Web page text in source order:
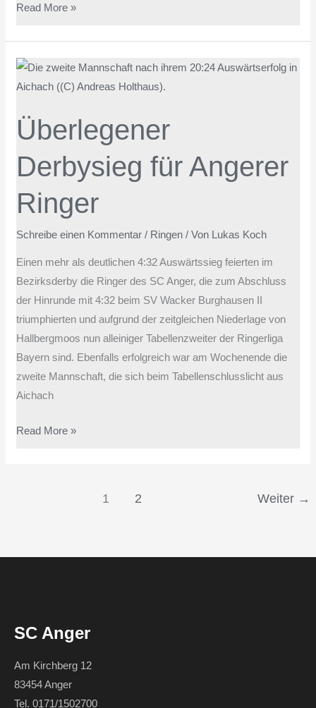
Read More »
Überlegener
Derbysieg für Angerer
Ringer
Schreibe einen Kommentar / Ringen / Von Lukas Koch
Einen mehr als deutlichen 4:32 Auswärtssieg feierten im
Bezirksderby die Ringer des SC Anger, die zum Abschluss
der Hinrunde mit 4:32 beim SV Wacker Burghausen II
triumphierten und aufgrund der zeitgleichen Niederlage von
Hallbergmoos nun alleiniger Tabellenzweiter der Ringerliga
Bayern sind. Ebenfalls erfolgreich war am Wochenende die
zweite Mannschaft, die sich beim Tabellenschlusslicht aus
Aichach
Überlegener
Derbysieg
Angerer
Ringer
Read More »
1 2 Weiter →
SC Anger
Am Kirchberg 12
83454 Anger
Tel. 0171/1502700